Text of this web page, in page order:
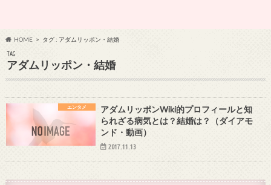
HOME タグ : アダムリッポン・結婚
TAG
アダムリッポン・結婚
エンタメ
アダムリッポンWiki的プロフィールと知
られざる病気とは？結婚は？（ダイアモ
ンド・動画）
2017.11.13